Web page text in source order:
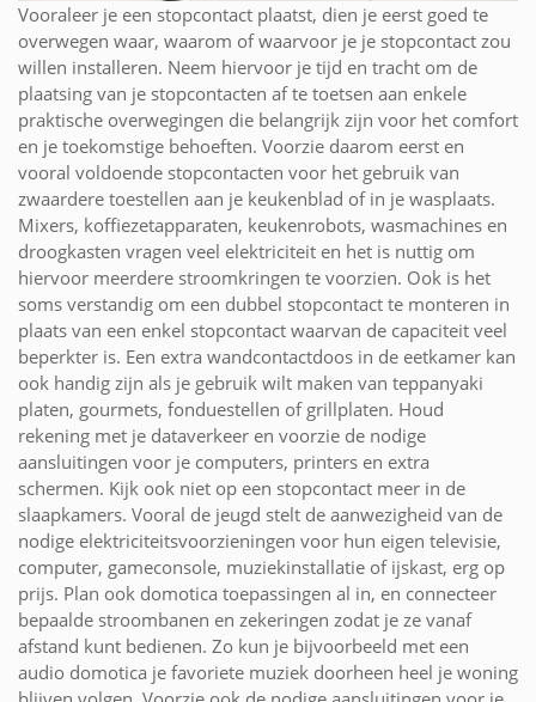
Vooraleer je een stopcontact plaatst, dien je eerst goed te
overwegen waar, waarom of waarvoor je je stopcontact zou
willen installeren. Neem hiervoor je tijd en tracht om de
plaatsing van je stopcontacten af te toetsen aan enkele
praktische overwegingen die belangrijk zijn voor het comfort
en je toekomstige behoeften. Voorzie daarom eerst en
vooral voldoende stopcontacten voor het gebruik van
zwaardere toestellen aan je keukenblad of in je wasplaats.
Mixers, koffiezetapparaten, keukenrobots, wasmachines en
droogkasten vragen veel elektriciteit en het is nuttig om
hiervoor meerdere stroomkringen te voorzien. Ook is het
soms verstandig om een dubbel stopcontact te monteren in
plaats van een enkel stopcontact waarvan de capaciteit veel
beperkter is. Een extra wandcontactdoos in de eetkamer kan
ook handig zijn als je gebruik wilt maken van teppanyaki
platen, gourmets, fonduestellen of grillplaten. Houd
rekening met je dataverkeer en voorzie de nodige
aansluitingen voor je computers, printers en extra
schermen. Kijk ook niet op een stopcontact meer in de
slaapkamers. Vooral de jeugd stelt de aanwezigheid van de
nodige elektriciteitsvoorzieningen voor hun eigen televisie,
computer, gameconsole, muziekinstallatie of ijskast, erg op
prijs. Plan ook domotica toepassingen al in, en connecteer
bepaalde stroombanen en zekeringen zodat je ze vanaf
afstand kunt bedienen. Zo kun je bijvoorbeeld met een
audio domotica je favoriete muziek doorheen heel je woning